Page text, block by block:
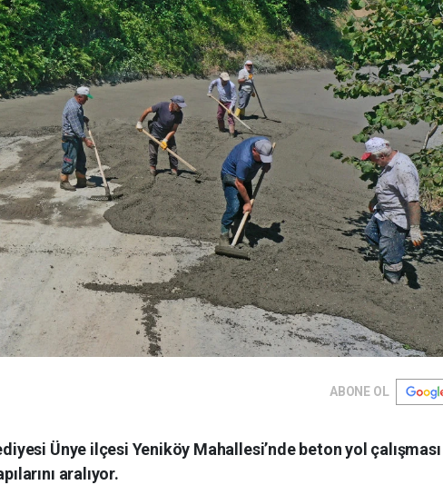
ABONE OL
Ünye ilçesi Yeniköy Mahallesi’nde beton yol
aralıyor.